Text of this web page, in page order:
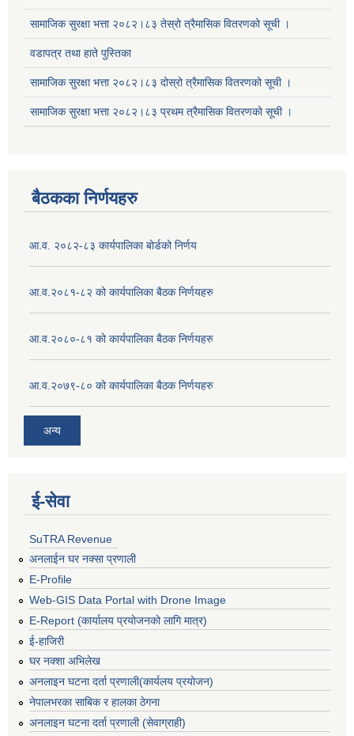
सामाजिक सुरक्षा भत्ता २०८२।८३ तेस्रो त्रैमासिक वितरणको सूची ।
वडापत्र तथा हाते पुस्तिका
सामाजिक सुरक्षा भत्ता २०८२।८३ दोस्रो त्रैमासिक वितरणको सूची ।
सामाजिक सुरक्षा भत्ता २०८२।८३ प्रथम त्रैमासिक वितरणको सूची ।
बैठकका निर्णयहरु
आ.व. २०८२-८३ कार्यपालिका बोर्डको निर्णय
आ.व.२०८१-८२ को कार्यपालिका बैठक निर्णयहरु
आ.व.२०८०-८१ को कार्यपालिका बैठक निर्णयहरु
आ.व.२०७९-८० को कार्यपालिका बैठक निर्णयहरु
अन्य
ई‍-सेवा
SuTRA Revenue
अनलाईन घर नक्सा प्रणाली
E-Profile
Web-GIS Data Portal with Drone Image
E-Report (कार्यालय प्रयोजनको लागि मात्र)
ई-हाजिरी
घर नक्शा अभिलेख
अनलाइन घटना दर्ता प्रणाली(कार्यलय प्रयोजन)
नेपालभरका साबिक र हालका ठेगना
अनलाइन घटना दर्ता प्रणाली (सेवाग्राही)